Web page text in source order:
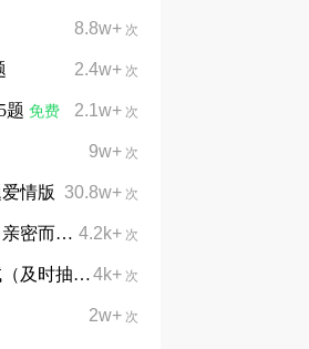
8.8w+ 次
2.4w+ 次
2.1w+ 次
题免费
9w+ 次
30.8w+ 次
情版
4.2k+ 次
而不依附）
4k+ 次
无效感情消耗）
2w+ 次